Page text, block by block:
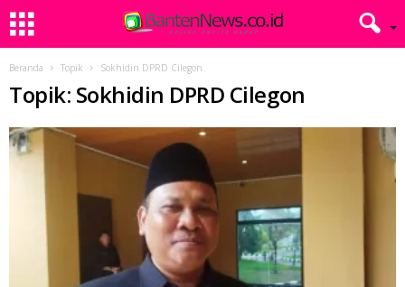
Beranda Topik Sokhidin DPRD Cilegon
Topik: Sokhidin DPRD Cilegon